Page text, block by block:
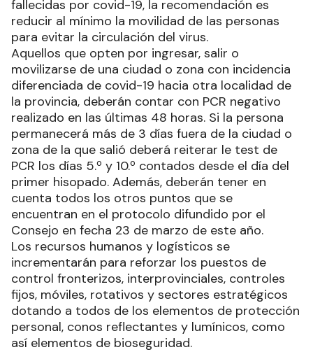
fallecidas por covid-19, la recomendación es
reducir al mínimo la movilidad de las personas
para evitar la circulación del virus.
Aquellos que opten por ingresar, salir o
movilizarse de una ciudad o zona con incidencia
diferenciada de covid-19 hacia otra localidad de
la provincia, deberán contar con PCR negativo
realizado en las últimas 48 horas. Si la persona
permanecerá más de 3 días fuera de la ciudad o
zona de la que salió deberá reiterar le test de
PCR los días 5.º y 10.º contados desde el día del
primer hisopado. Además, deberán tener en
cuenta todos los otros puntos que se
encuentran en el protocolo difundido por el
Consejo en fecha 23 de marzo de este año.
Los recursos humanos y logísticos se
incrementarán para reforzar los puestos de
control fronterizos, interprovinciales, controles
fijos, móviles, rotativos y sectores estratégicos
dotando a todos de los elementos de protección
personal, conos reflectantes y lumínicos, como
así elementos de bioseguridad.